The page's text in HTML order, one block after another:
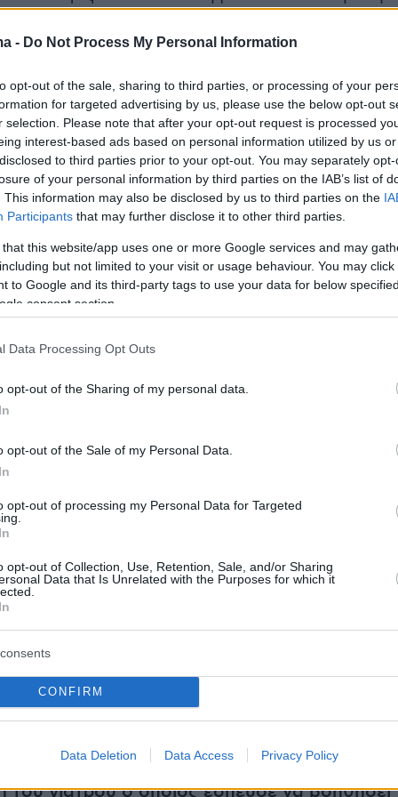
- Do Not Process My Personal Information
opt-out of the sale, sharing to third parties, or processing of your
for targeted advertising by us, please use the below opt-out
selection. Please note that after your opt-out request is processed
interest-based ads based on personal information utilized by us
to third parties prior to your opt-out. You may separately
of your personal information by third parties on the IAB’s list of
This information may also be disclosed by us to third parties on the
Participants that may further disclose it to other third parties.
that this website/app uses one or more Google services and may
but not limited to your visit or usage behaviour. You may
to Google and its third-party tags to use your data for below
consent section.
Data Processing Opt Outs
opt-out of the Sharing of my personal data.
opt-out of the Sale of my Personal Data.
opt-out of processing my Personal Data for Targeted
opt-out of Collection, Use, Retention, Sale, and/or Sharing
Data that Is Unrelated with the Purposes for which it
CONFIRM
Data Deletion Data Access Privacy Policy
είναι ο οδηγός του αυτοκινήτου που φέρεται
πέντε συλληφθέντωνσχηματίσθηκε
για το αδίκημα της σωματικής βλάβης από
από υπόχρεοκαι το πρωί αναμένεται να
εισαγγελέα Πατρών με την αυτόφωρη
v-cee4b7h0k7cx-se)
θεραπείας παίδων. Με τρεμάμενη
για τα επόμενα 24ωρα ο πατέρας
από τα κιγκλιδώματα», είπε και συνέχισε
«είναι κάτι που δεν αμφισβητείται. Το κάρτ
ζέρσεϊ και τα κάγκελα με τεράστια δύναμη,
«Ολα έγιναν μέσα σε δευτερόλεπτα. Οι
είπαν πως η αξονική/μαγνητική τομογραφία
κάτι που εκτιμάται θετικά. Τα επόμενα
κρίσιμα και όλοι προσεύχονται το παιδί να
κίνδυνο», συμπλήρωσε.
του γιατρού ο οποίος έσπευσε να βοηθήσει